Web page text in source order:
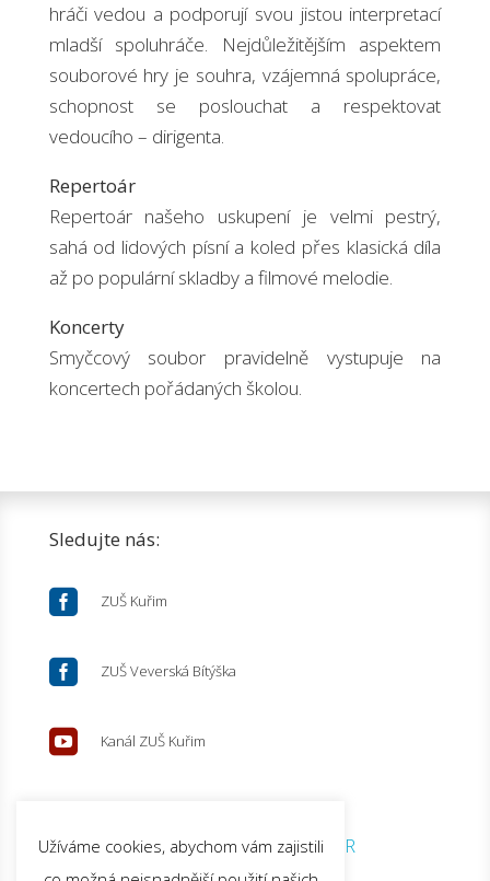
hráči vedou a podporují svou jistou interpretací
mladší spoluhráče. Nejdůležitějším aspektem
souborové hry je souhra, vzájemná spolupráce,
schopnost se poslouchat a respektovat
vedoucího – dirigenta.
Repertoár
Repertoár našeho uskupení je velmi pestrý,
sahá od lidových písní a koled přes klasická díla
až po populární skladby a filmové melodie.
Koncerty
Smyčcový soubor pravidelně vystupuje na
koncertech pořádaných školou.
Sledujte nás:
 ZUŠ Kuřim
 ZUŠ Veverská Bítýška
 Kanál ZUŠ Kuřim
© 2026 ZUŠ Kuřim |GDPR
Užíváme cookies, abychom vám zajistili